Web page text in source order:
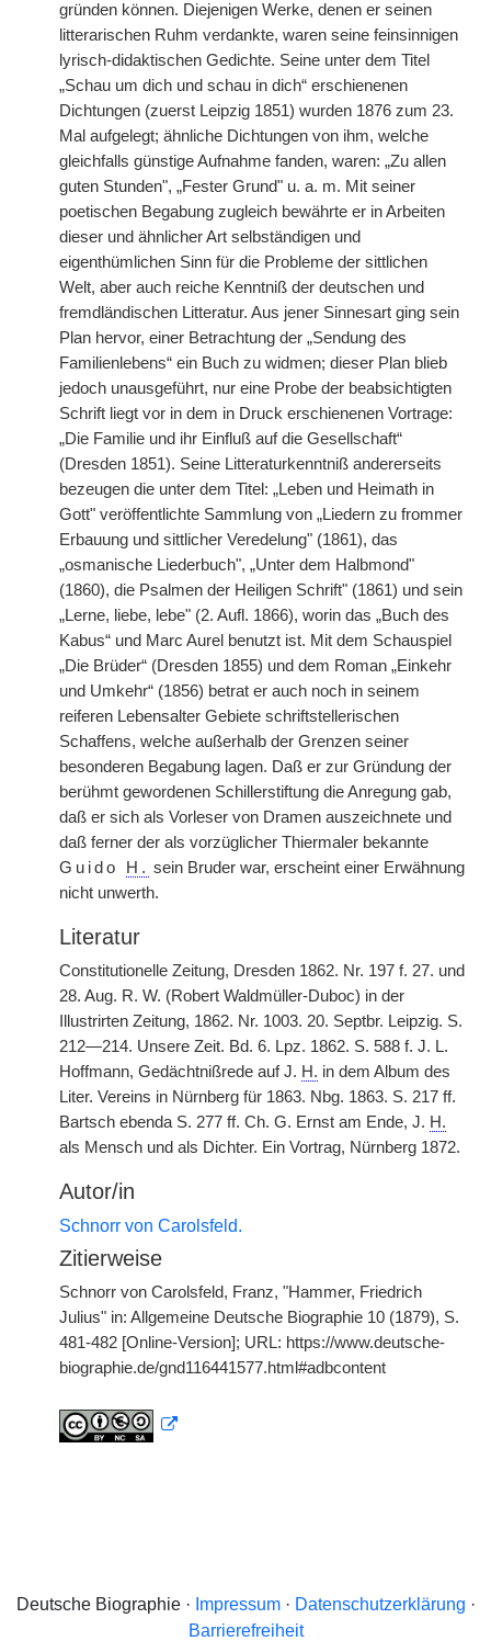
gründen können. Diejenigen Werke, denen er seinen
litterarischen Ruhm verdankte, waren seine feinsinnigen
lyrisch-didaktischen Gedichte. Seine unter dem Titel
„Schau um dich und schau in dich“ erschienenen
Dichtungen (zuerst Leipzig 1851) wurden 1876 zum 23.
Mal aufgelegt; ähnliche Dichtungen von ihm, welche
gleichfalls günstige Aufnahme fanden, waren: „Zu allen
guten Stunden", „Fester Grund" u. a. m. Mit seiner
poetischen Begabung zugleich bewährte er in Arbeiten
dieser und ähnlicher Art selbständigen und
eigenthümlichen Sinn für die Probleme der sittlichen
Welt, aber auch reiche Kenntniß der deutschen und
fremdländischen Litteratur. Aus jener Sinnesart ging sein
Plan hervor, einer Betrachtung der „Sendung des
Familienlebens“ ein Buch zu widmen; dieser Plan blieb
jedoch unausgeführt, nur eine Probe der beabsichtigten
Schrift liegt vor in dem in Druck erschienenen Vortrage:
„Die Familie und ihr Einfluß auf die Gesellschaft“
(Dresden 1851). Seine Litteraturkenntniß andererseits
bezeugen die unter dem Titel: „Leben und Heimath in
Gott" veröffentlichte Sammlung von „Liedern zu frommer
Erbauung und sittlicher Veredelung" (1861), das
„osmanische Liederbuch", „Unter dem Halbmond"
(1860), die Psalmen der Heiligen Schrift" (1861) und sein
„Lerne, liebe, lebe" (2. Aufl. 1866), worin das „Buch des
Kabus“ und Marc Aurel benutzt ist. Mit dem Schauspiel
„Die Brüder“ (Dresden 1855) und dem Roman „Einkehr
und Umkehr“ (1856) betrat er auch noch in seinem
reiferen Lebensalter Gebiete schriftstellerischen
Schaffens, welche außerhalb der Grenzen seiner
besonderen Begabung lagen. Daß er zur Gründung der
berühmt gewordenen Schillerstiftung die Anregung gab,
daß er sich als Vorleser von Dramen auszeichnete und
daß ferner der als vorzüglicher Thiermaler bekannte
Guido
H. sein Bruder war, erscheint einer Erwähnung
nicht unwerth.
Literatur
Constitutionelle Zeitung, Dresden 1862. Nr. 197 f. 27. und
28. Aug. R. W. (Robert Waldmüller-Duboc) in der
Illustrirten Zeitung, 1862. Nr. 1003. 20. Septbr. Leipzig. S.
212—214. Unsere Zeit. Bd. 6. Lpz. 1862. S. 588 f. J. L.
Hoffmann, Gedächtnißrede auf J. H. in dem Album des
Liter. Vereins in Nürnberg für 1863. Nbg. 1863. S. 217 ff.
Bartsch ebenda S. 277 ff. Ch. G. Ernst am Ende, J. H.
als Mensch und als Dichter. Ein Vortrag, Nürnberg 1872.
Autor/in
Schnorr von Carolsfeld.
Zitierweise
Schnorr von Carolsfeld, Franz, "Hammer, Friedrich
Julius" in: Allgemeine Deutsche Biographie 10 (1879), S.
481-482 [Online-Version]; URL: https://www.deutsche-
biographie.de/gnd116441577.html#adbcontent
Deutsche Biographie · Impressum· Datenschutzerklärung ·
Barrierefreiheit